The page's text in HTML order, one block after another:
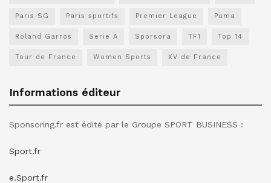
Paris SG Paris sportifs Premier League Puma
Roland Garros Serie A Sporsora TF1 Top 14
Tour de France Women Sports XV de France
Informations éditeur
Sponsoring.fr est édité par le Groupe SPORT BUSINESS :
Sport.fr
e.Sport.fr